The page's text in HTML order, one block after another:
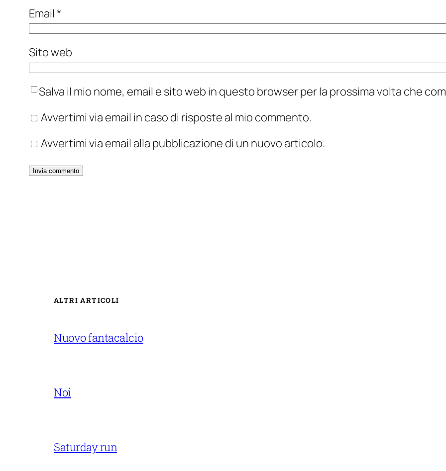
Email *
Sito web
Salva il mio nome, email e sito web in questo browser per la prossima volta che
Avvertimi via email in caso di risposte al mio commento.
Avvertimi via email alla pubblicazione di un nuovo articolo.
ALTRI ARTICOLI
Nuovo fantacalcio
Noi
Saturday run